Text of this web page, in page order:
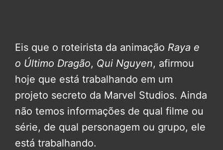
Eis que o roteirista da animação Raya e
o Último Dragão, Qui Nguyen, afirmou
hoje que está trabalhando em um
projeto secreto da Marvel Studios. Ainda
não temos informações de qual filme ou
série, de qual personagem ou grupo, ele
está trabalhando.